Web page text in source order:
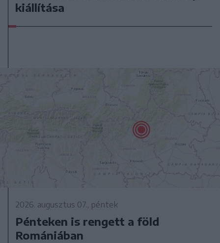
kiállítása
2026. augusztus 07., péntek
Pénteken is rengett a föld
Romániában